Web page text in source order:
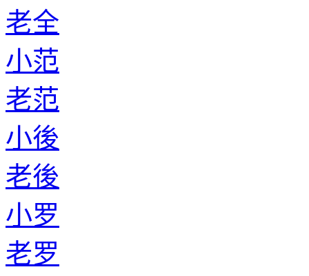
老全
小范
老范
小後
老後
小罗
老罗